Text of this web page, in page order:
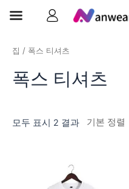
집 / 폭스 티셔츠
폭스 티셔츠
모두 표시 2 결과